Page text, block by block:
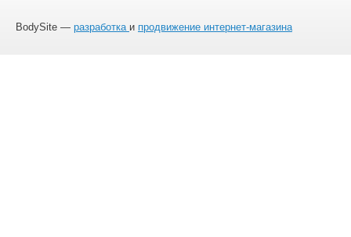
BodySite — разработка и продвижение интернет-магазина